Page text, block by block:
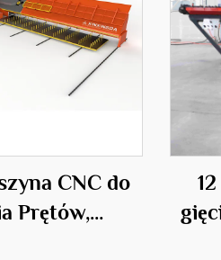
CNC do
Prętów,